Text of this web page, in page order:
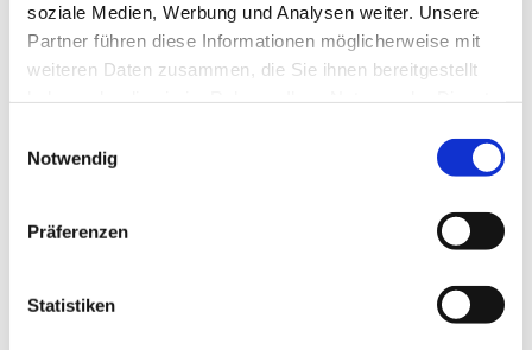
soziale Medien, Werbung und Analysen weiter. Unsere
Partner führen diese Informationen möglicherweise mit
weiteren Daten zusammen, die Sie ihnen bereitgestellt
Notwendig
Präferenzen
Statistiken